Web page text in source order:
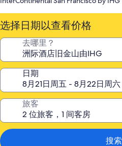
星
住
宿
选择日期以查看价格
去哪里？
日期
旅客
搜索